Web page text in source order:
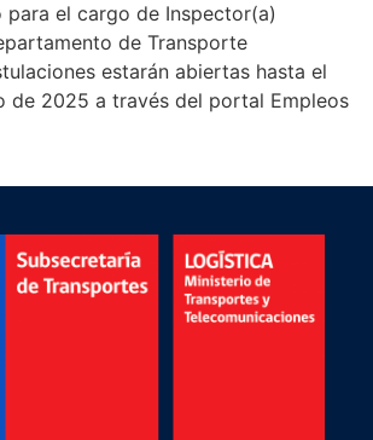
el cargo de Inspector(a)
de Transporte
estarán abiertas hasta el
de 2025 a través del portal Empleos